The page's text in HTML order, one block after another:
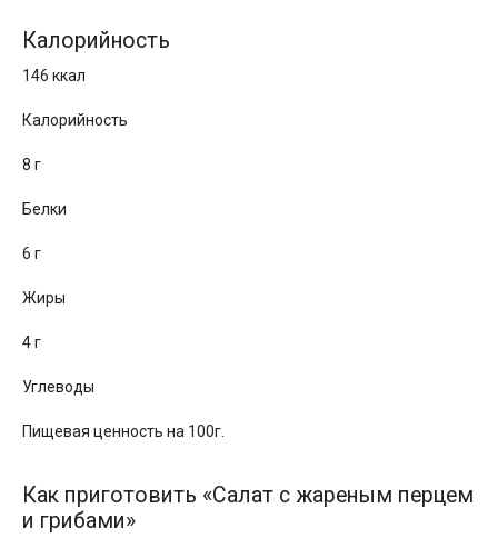
Калорийность
146 ккал
Калорийность
8 г
Белки
6 г
Жиры
4 г
Углеводы
Пищевая ценность на 100г.
Как приготовить «Салат с жареным перцем
и грибами»